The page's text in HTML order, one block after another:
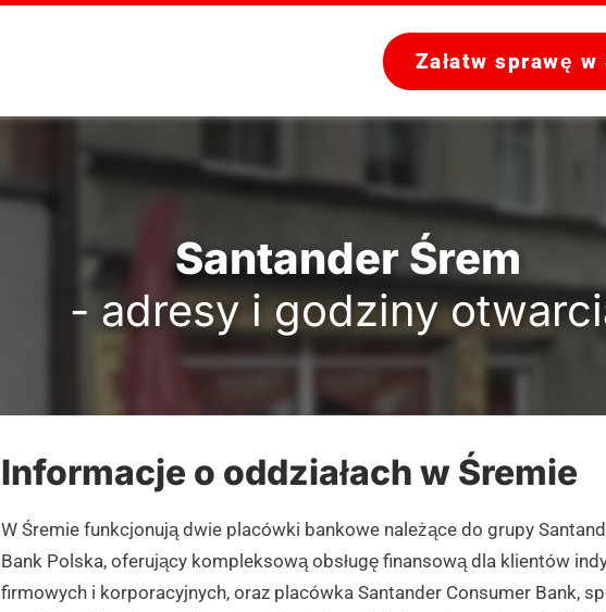
Załatw sprawę
Santander Śrem
- adresy i godziny
Informacje o oddziałach w Śremie
W Śremie funkcjonują dwie placówki bankowe należące do grupy
Bank Polska, oferujący kompleksową obsługę finansową dla klientów
firmowych i korporacyjnych, oraz placówka Santander Consumer Bank,